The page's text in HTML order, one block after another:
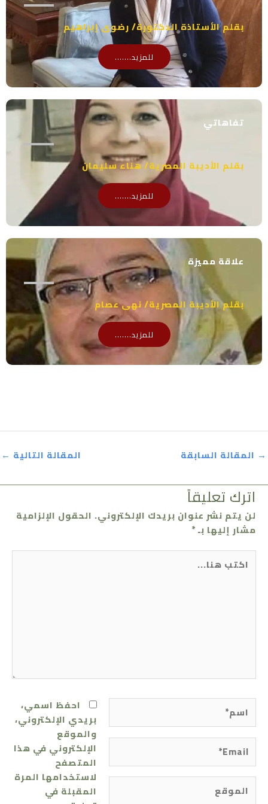
بقلم الأستاذة الدكتورة/ رضوى إبراهيم
للمزيد.......
تفاهاتي
بقلم الأديبة المصرية/ هناء سليمان
للمزيد.......
علاقة مميزة
بقلم الأديبة المصرية/ نهى عصام
للمزيد.......
→ المقالة السابقة المقالة التالية ←
اترك تعليقاً
لن يتم نشر عنوان بريدك الإلكتروني. الحقول الإلزامية
مشار إليها بـ*
اكتب
هنا...
Email*
احفظ اسمي،
بريدي الإلكتروني،
والموقع
الإلكتروني في هذا
المتصفح
لاستخدامها المرة
المقبلة في